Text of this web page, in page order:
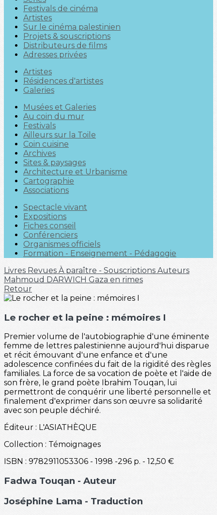
Festivals de cinéma
Artistes
Sur le cinéma palestinien
Projets & souscriptions
Distributeurs de films
Adresses privées
Artistes
Résidences d'artistes
Galeries
Musées et Galeries
Au coin du mur
Festivals
Ailleurs sur la Toile
Coin cuisine
Archives
Sites & paysages
Architecture et Urbanisme
Cartographie
Associations
Spectacle vivant
Expositions
Fiches conseil
Conférenciers
Organismes officiels
Formation - Enseignement - Pédagogie
Livres Revues À paraître - Souscriptions Auteurs
Mahmoud DARWICH Gaza en rimes
Retour
Le rocher et la peine : mémoires I
Premier volume de l'autobiographie d'une éminente
femme de lettres palestinienne aujourd'hui disparue
et récit émouvant d'une enfance et d'une
adolescence confinées du fait de la rigidité des règles
familiales. La force de sa vocation de poète et l'aide de
son frère, le grand poète Ibrahim Touqan, lui
permettront de conquérir une liberté personnelle et
finalement d'exprimer dans son œuvre sa solidarité
avec son peuple déchiré.
Éditeur : L'ASIATHÈQUE
Collection : Témoignages
ISBN : 9782911053306 - 1998 -296 p. - 12,50 €
Fadwa Touqan - Auteur
Joséphine Lama - Traduction